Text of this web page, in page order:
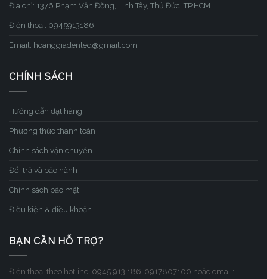
Địa chỉ: 1376 Phạm Văn Đồng, Linh Tây, Thủ Đức, TP.HCM
Điện thoại: 0945913186
Email: hoanggiadenled@gmail.com
CHÍNH SÁCH
Hướng dẫn đặt hàng
Phương thức thanh toán
Chính sách vận chuyển
Đổi trả và bảo hành
Chính sách bảo mật
Điều kiện & điều khoản
BẠN CẦN HỖ TRỢ?
Điện thoại theo hotline: 0945.913.186-0917807100 hoặc email: